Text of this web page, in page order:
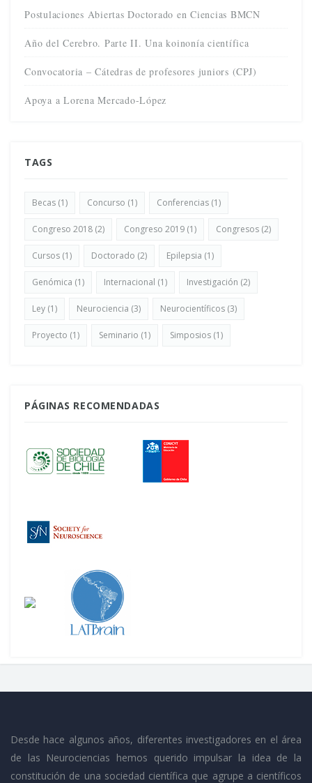
Postulaciones Abiertas Doctorado en Ciencias BMCN
Año del Cerebro. Parte II. Una koinonía científica
Convocatoria – Cátedras de profesores juniors (CPJ)
Apoya a Lorena Mercado-López
TAGS
Becas (1) Concurso (1) Conferencias (1)
Congreso 2018 (2) Congreso 2019 (1) Congresos (2)
Cursos (1) Doctorado (2) Epilepsia (1)
Genómica (1) Internacional (1) Investigación (2)
Ley (1) Neurociencia (3) Neurocientíficos (3)
Proyecto (1) Seminario (1) Simposios (1)
PÁGINAS RECOMENDADAS
Desde hace algunos años, diferentes investigadores en el área
de las Neurociencias hemos querido impulsar la idea de la
constitución de una sociedad científica que agrupe a científicos